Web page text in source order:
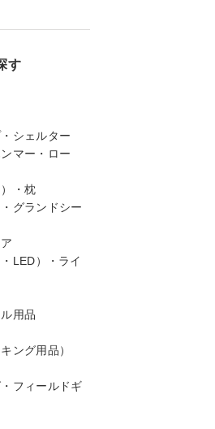
す
シェルター
マー・ロー
・枕
グランドシー
LED）・ライ
用品
ング用品）
フィールドギ